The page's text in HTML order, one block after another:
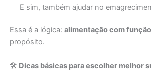
E sim, também ajudar no
Essa é a lógica: alimentação com função
propósito.
🛠️ Dicas básicas para escolher melhor